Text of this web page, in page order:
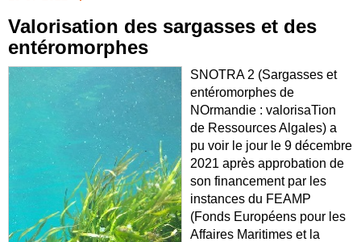
Valorisation des sargasses et des
entéromorphes
SNOTRA 2 (Sargasses et
entéromorphes de
NOrmandie : valorisaTion
de Ressources Algales) a
pu voir le jour le 9 décembre
2021 après approbation de
son financement par les
instances du FEAMP
(Fonds Européens pour les
Affaires Maritimes et la